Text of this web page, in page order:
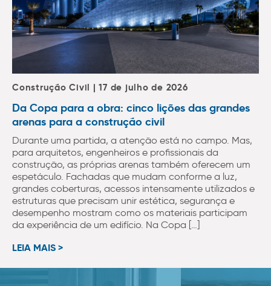
Construção Civil | 17 de julho de 2026
Da Copa para a obra: cinco lições das grandes
arenas para a construção civil
Durante uma partida, a atenção está no campo. Mas,
para arquitetos, engenheiros e profissionais da
construção, as próprias arenas também oferecem um
espetáculo. Fachadas que mudam conforme a luz,
grandes coberturas, acessos intensamente utilizados e
estruturas que precisam unir estética, segurança e
desempenho mostram como os materiais participam
da experiência de um edifício. Na Copa […]
LEIA MAIS >